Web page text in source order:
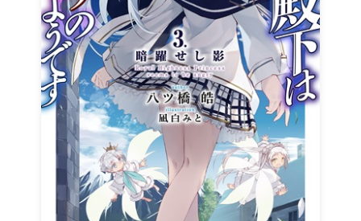
オーバーラップノベルスf
ロサージュノベルス